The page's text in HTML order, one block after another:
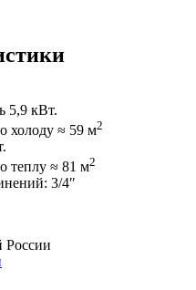
5,9 кВт.
холоду ≈ 59 м2
теплу ≈ 81 м2
3/4″
России